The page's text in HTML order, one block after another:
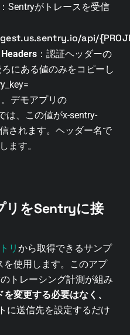
：Sentryがトレースを受信
api/
：認証ヘッダーの
にある値のみをコピーし
。デモアプリの
は、この値がx-sentry-
されます。ヘッダー名で
ます。
リをSentryに接
リから取得できるサンプ
を使用します。このアプ
トレーシング計測が組み
変更する必要はなく、
に送信先を設定するだけ